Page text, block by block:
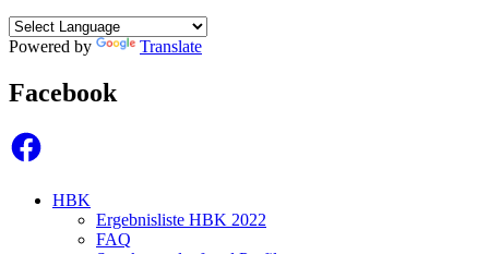
Powered by Translate
Facebook
Facebook
HBK
Ergebnisliste HBK 2022
FAQ